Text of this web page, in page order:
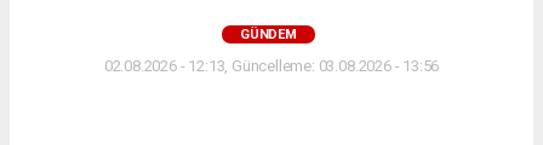
GÜNDEM
02.08.2026 - 12:13, Güncelleme: 03.08.2026 - 13:56